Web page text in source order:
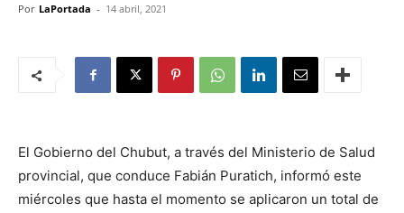
Por LaPortada - 14 abril, 2021
El Gobierno del Chubut, a través del Ministerio de Salud
provincial, que conduce Fabián Puratich, informó este
miércoles que hasta el momento se aplicaron un total de